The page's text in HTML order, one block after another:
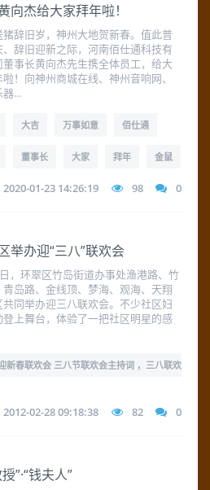
向杰给大家拜年啦！
猪辞旧岁，神州大地贺新春。值此普
、辞旧迎新之际，河南佰仕通科技有
董事长黄向杰先生携全体员工，给大
！向神州商城在线、神州音响网、
...
大吉 万事如意 佰仕通
董事长 大家 拜年 金鼠
2020-01-23 14:26:19 98 0
举办迎“三八”联欢会
，环翠区竹岛街道办事处渔港路、竹
青岛路、金线顶、梦海、观海、天翔
共同举办迎三八联欢会。不少社区妇
登上舞台，体验了一把社区明星的感
新春联欢会 三八节联欢会主持词 ，三八联欢
2012-02-28 09:18:38 82 0
”·“钱夫人”